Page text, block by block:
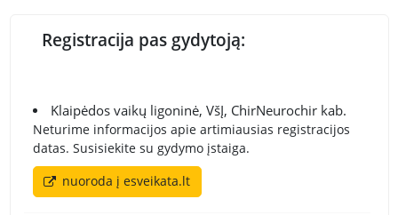
Registracija pas gydytoją:
Klaipėdos vaikų ligoninė, VšĮ, ChirNeurochir kab.
Neturime informacijos apie artimiausias registracijos
datas. Susisiekite su gydymo įstaiga.
nuoroda į esveikata.lt